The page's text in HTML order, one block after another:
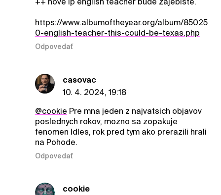
https://www.albumoftheyear.org/album/85025
0-english-teacher-this-could-be-texas.php
Odpovedať
casovac
10. 4. 2024, 19:18
@cookie Pre mna jeden z najvatsich objavov
poslednych rokov, mozno sa zopakuje
fenomen Idles, rok pred tym ako prerazili hrali
na Pohode.
Odpovedať
cookie